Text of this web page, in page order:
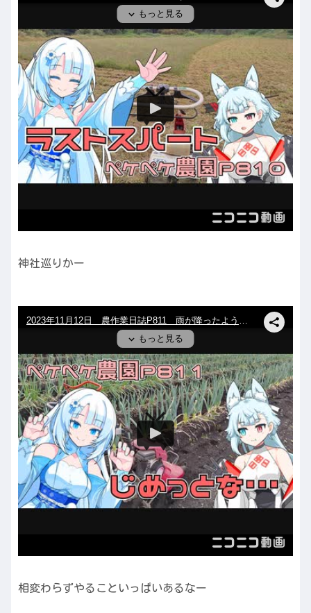
神社巡りかー
相変わらずやることいっぱいあるなー